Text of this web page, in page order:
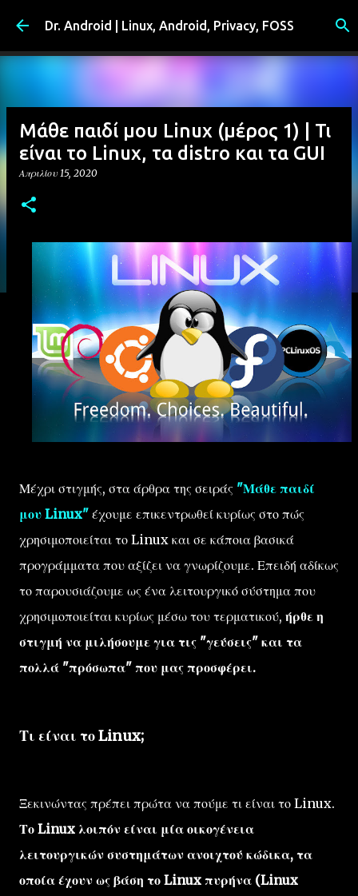
Μετάβαση στο κύριο περιεχόμενο
Dr. Android | Linux, Android, Privacy, FOSS
Μάθε παιδί μου Linux (μέρος 1) | Τι
είναι το Linux, τα distro και τα GUI
Απριλίου 15, 2020
Μέχρι στιγμής, στα άρθρα της σειράς "Μάθε παιδί
μου Linux" έχουμε επικεντρωθεί κυρίως στο πώς
χρησιμοποιείται το Linux και σε κάποια βασικά
προγράμματα που αξίζει να γνωρίζουμε. Επειδή αδίκως
το παρουσιάζουμε ως ένα λειτουργικό σύστημα που
χρησιμοποιείται κυρίως μέσω του τερματικού, ήρθε η
στιγμή να μιλήσουμε για τις "γεύσεις" και τα
πολλά "πρόσωπα" που μας προσφέρει.
Τι είναι το Linux;
Ξεκινώντας πρέπει πρώτα να πούμε τι είναι το Linux.
Το Linux λοιπόν είναι μία οικογένεια
λειτουργικών συστημάτων ανοιχτού κώδικα, τα
οποία έχουν ως βάση το Linux πυρήνα (Linux